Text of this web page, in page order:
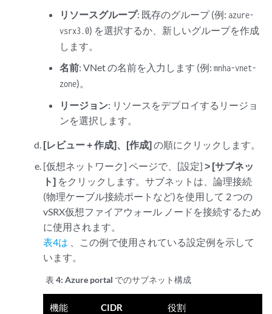
リソースグループ: 既存のグループ (例:azure-
vsrx3.0) を選択するか、新しいグループを作成
します。
名前: VNet の名前を入力します (例:mnha-vnet-
zone)。
リージョン: リソースをデプロイするリージョ
ンを選択します。
[レビュー + 作成]、[作成]の順にクリックします。
[仮想ネットワーク] ページで、[設定] > [サブネッ
ト]をクリックします。サブネットは、論理接続
(物理ケーブル接続ポートなど)を使用して 2 つの
vSRX仮想ファイアウォール ノードを接続するため
に使用されます。
表4は 、この例で使用されている設定例を示して
います。
表 4: Azure portal でのサブネット構成
機能 CIDR 役割